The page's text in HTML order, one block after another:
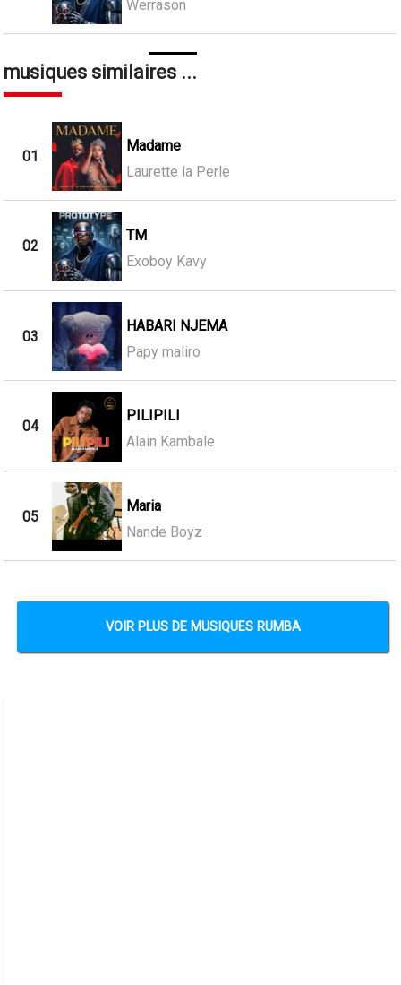
Werrason
musiques similaires ...
01
Madame
Laurette la Perle
02
TM
Exoboy Kavy
03
HABARI NJEMA
Papy maliro
04
PILIPILI
Alain Kambale
05
Maria
Nande Boyz
VOIR PLUS DE MUSIQUES RUMBA